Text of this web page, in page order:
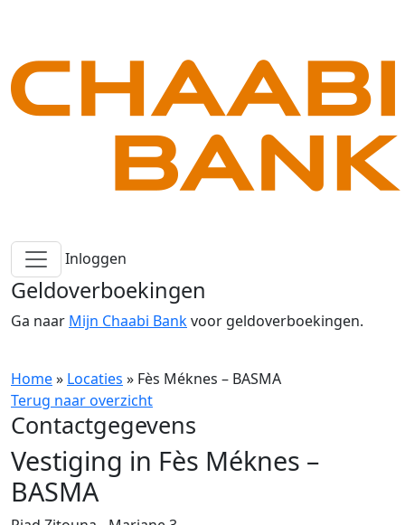
Inloggen
Geldoverboekingen
Ga naar Mijn Chaabi Bankvoor geldoverboekingen.
Home» Locaties » Fès Méknes – BASMA
Terug naar overzicht
Contactgegevens
Vestiging in Fès Méknes –
BASMA